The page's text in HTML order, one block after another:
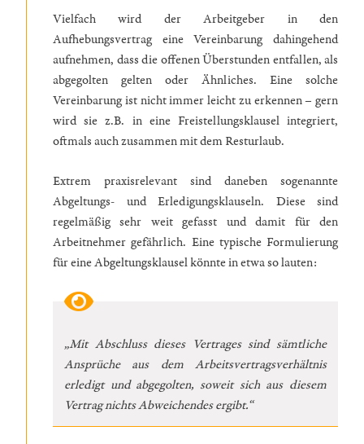
Vielfach wird der Arbeitgeber in den
Aufhebungsvertrag eine Vereinbarung dahingehend
aufnehmen, dass die offenen Überstunden entfallen, als
abgegolten gelten oder Ähnliches. Eine solche
Vereinbarung ist nicht immer leicht zu erkennen – gern
wird sie z.B. in eine Freistellungsklausel integriert,
oftmals auch zusammen mit dem Resturlaub.
Extrem praxisrelevant sind daneben sogenannte
Abgeltungs- und Erledigungsklauseln. Diese sind
regelmäßig sehr weit gefasst und damit für den
Arbeitnehmer gefährlich. Eine typische Formulierung
für eine Abgeltungsklausel könnte in etwa so lauten:
„Mit Abschluss dieses Vertrages sind sämtliche
Ansprüche aus dem Arbeitsvertragsverhältnis
erledigt und abgegolten, soweit sich aus diesem
Vertrag nichts Abweichendes ergibt.“